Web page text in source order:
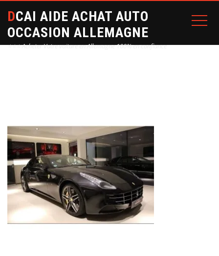
DCAI AIDE ACHAT AUTO
OCCASION ALLEMAGNE
⭐⭐⭐ Acheter Votre voiture en Allemagne 100% en confiance